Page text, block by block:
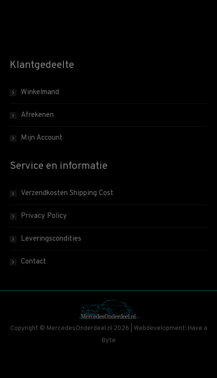
Klantgedeelte
Winkelmand
Afrekenen
Mijn Account
Service en informatie
Verzendkosten Shipping Cost
Privacy Policy
Leveringscondities
Contact
Copyright © MercedesOnderdeel.nl 2026 | Webdevelopment: Have a
Byte